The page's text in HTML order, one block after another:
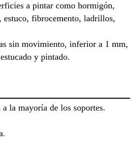
a pintar como hormigón,
estuco, fibrocemento, ladrillos,
sin movimiento, inferior a 1 mm,
y pintado.
a la mayoría de los soportes.